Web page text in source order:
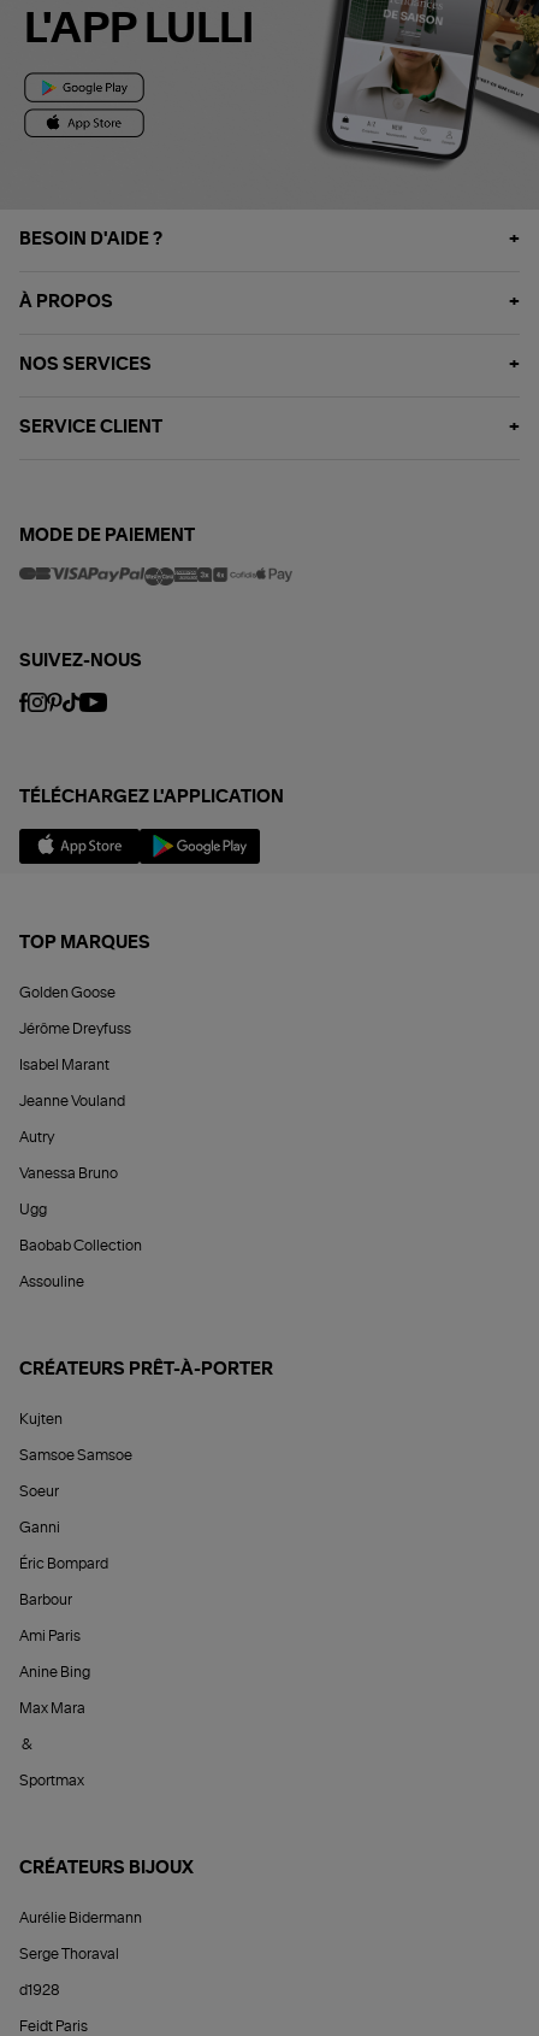
L'APP LULLI
BESOIN D'AIDE ?
À PROPOS
NOS SERVICES
SERVICE CLIENT
MODE DE PAIEMENT
SUIVEZ-NOUS
TÉLÉCHARGEZ L'APPLICATION
TOP MARQUES
Golden Goose
Jérôme Dreyfuss
Isabel Marant
Jeanne Vouland
Autry
Vanessa Bruno
Ugg
Baobab Collection
Assouline
CRÉATEURS PRÊT-À-PORTER
Kujten
Samsoe Samsoe
Soeur
Ganni
Éric Bompard
Barbour
Ami Paris
Anine Bing
Max Mara
&
Sportmax
CRÉATEURS BIJOUX
Aurélie Bidermann
Serge Thoraval
d1928
Feidt Paris